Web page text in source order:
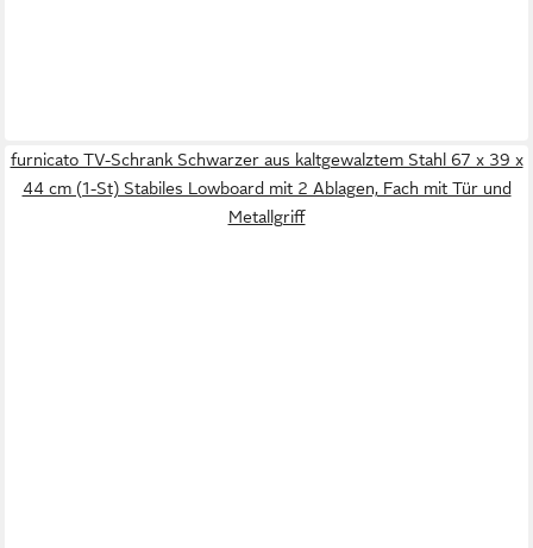
furnicato TV-Schrank Schwarzer aus kaltgewalztem Stahl 67 x 39 x
44 cm (1-St) Stabiles Lowboard mit 2 Ablagen, Fach mit Tür und
Metallgriff